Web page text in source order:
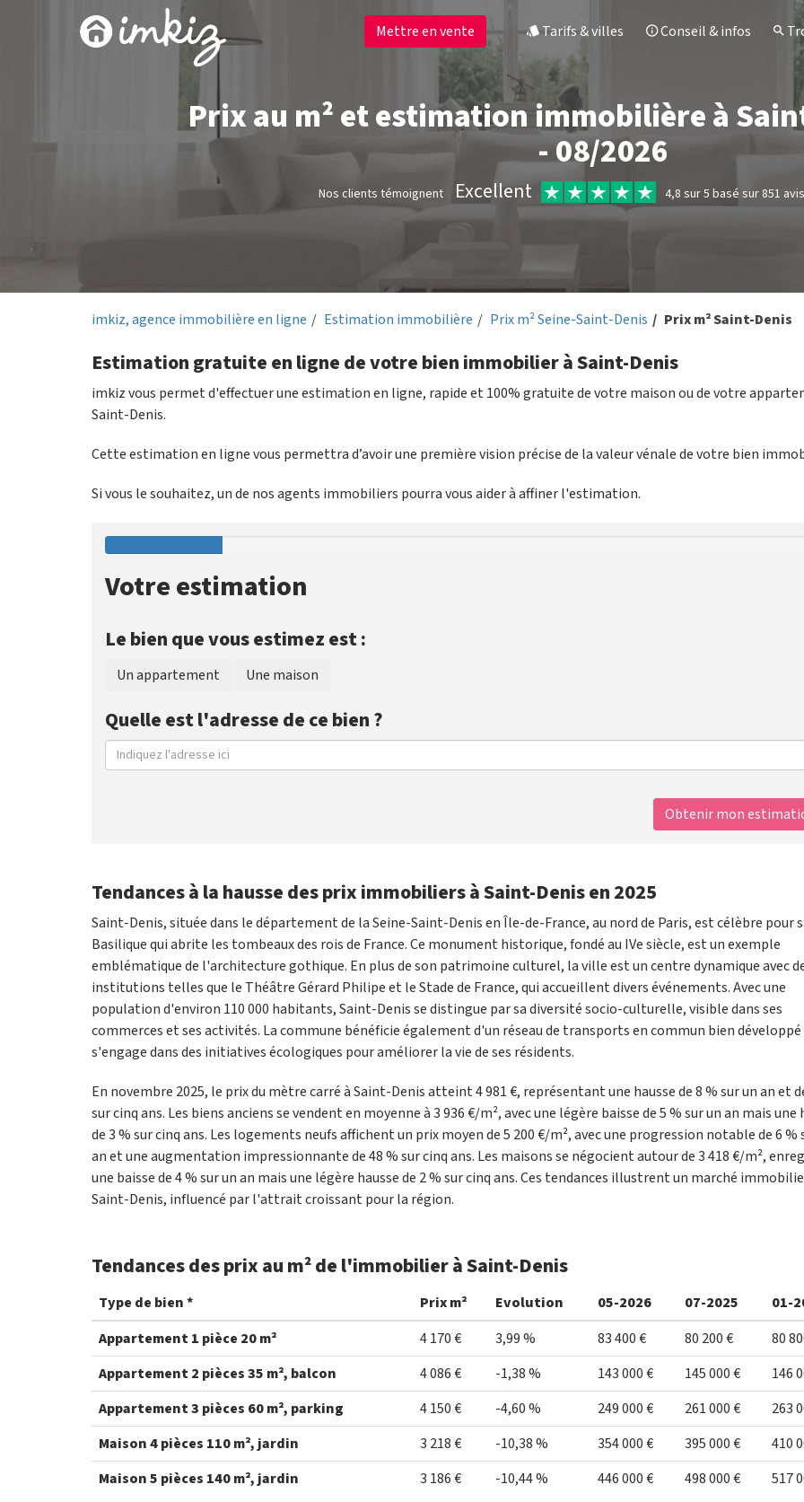
Mettre en vente Tarifs & villes Conseil & infos
Prix au m² et estimation immobilière à
- 08/2026
Nos clients témoignent Excellent 4,8 sur 5 basé sur 851 avis
imkiz, agence immobilière en ligne Estimation immobilière Prix m² Seine-Saint-Denis Prix m² Saint-Denis
Estimation gratuite en ligne de votre bien immobilier à Saint-Denis
imkiz vous permet d'effectuer une estimation en ligne, rapide et 100% gratuite de votre maison ou de votre
Saint-Denis.
Cette estimation en ligne vous permettra d’avoir une première vision précise de la valeur vénale de votre bien
Si vous le souhaitez, un de nos agents immobiliers pourra vous aider à affiner l'estimation.
Votre estimation
Le bien que vous estimez est :
Un appartement Une maison
Quelle est l'adresse de ce bien ?
Obtenir mon
Tendances à la hausse des prix immobiliers à Saint-Denis en 2025
Saint-Denis, située dans le département de la Seine-Saint-Denis en Île-de-France, au nord de Paris, est célèbre pour
Basilique qui abrite les tombeaux des rois de France. Ce monument historique, fondé au IVe siècle, est un exemple
emblématique de l'architecture gothique. En plus de son patrimoine culturel, la ville est un centre dynamique avec
institutions telles que le Théâtre Gérard Philipe et le Stade de France, qui accueillent divers événements. Avec une
population d'environ 110 000 habitants, Saint-Denis se distingue par sa diversité socio-culturelle, visible dans ses
commerces et ses activités. La commune bénéficie également d'un réseau de transports en commun bien
s'engage dans des initiatives écologiques pour améliorer la vie de ses résidents.
En novembre 2025, le prix du mètre carré à Saint-Denis atteint 4 981 €, représentant une hausse de 8 % sur un an et
sur cinq ans. Les biens anciens se vendent en moyenne à 3 936 €/m², avec une légère baisse de 5 % sur un an mais une
de 3 % sur cinq ans. Les logements neufs affichent un prix moyen de 5 200 €/m², avec une progression notable de 6 %
an et une augmentation impressionnante de 48 % sur cinq ans. Les maisons se négocient autour de 3 418 €/m²,
une baisse de 4 % sur un an mais une légère hausse de 2 % sur cinq ans. Ces tendances illustrent un marché
Saint-Denis, influencé par l'attrait croissant pour la région.
Tendances des prix au m² de l'immobilier à Saint-Denis
Type de bien * Prix m² Evolution 05-2026 07-2025
01-
Appartement 1 pièce 20 m²
4 170 € 3,99 % 83 400 € 80 200 €
80
Appartement 2 pièces 35 m², balcon
4 086 € -1,38 % 143 000 € 145 000 €
146
Appartement 3 pièces 60 m², parking
4 150 € -4,60 % 249 000 € 261 000 €
263
Maison 4 pièces 110 m², jardin
3 218 € -10,38 % 354 000 € 395 000 €
410
Maison 5 pièces 140 m², jardin
3 186 € -10,44 % 446 000 € 498 000 € 517